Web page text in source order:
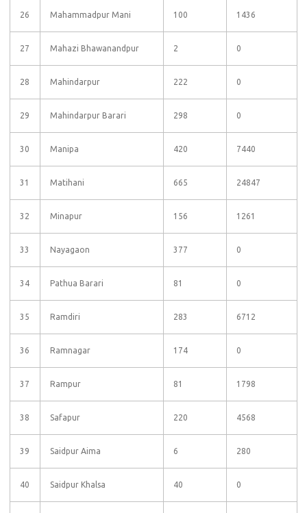
26 Mahammadpur Mani 100 1436
27 Mahazi Bhawanandpur 2 0
28 Mahindarpur 222 0
29 Mahindarpur Barari 298 0
30 Manipa 420 7440
31 Matihani 665 24847
32 Minapur 156 1261
33 Nayagaon 377 0
34 Pathua Barari 81 0
35 Ramdiri 283 6712
36 Ramnagar 174 0
37 Rampur 81 1798
38 Safapur 220 4568
39 Saidpur Aima 6 280
40 Saidpur Khalsa 40 0